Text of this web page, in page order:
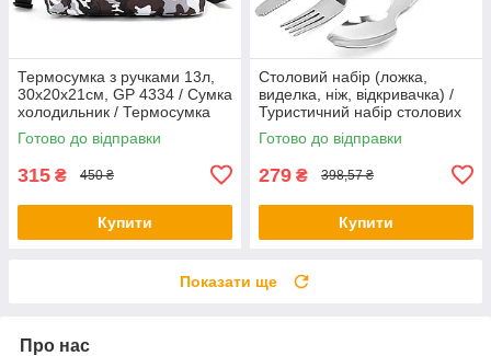
Термосумка з ручками 13л,
30х20х21см, GP 4334 / Сумка
холодильник / Термосумка
для їжі та напоїв
Готово до відправки
315 ₴ 450 ₴
Купити
Столовий набір (ложка,
виделка, ніж, відкривачка) /
Туристичний набір столових
приборів
Готово до відправки
279 ₴ 398,57 ₴
Купити
Показати ще
Про нас